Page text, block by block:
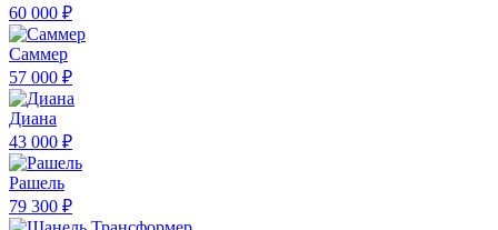
60 000 ₽
Саммер
57 000 ₽
Диана
43 000 ₽
Рашель
79 300 ₽